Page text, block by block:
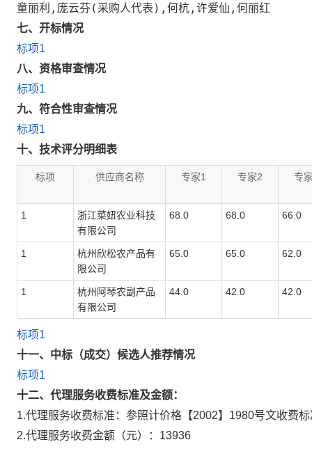
童丽利,庞云芬(采购人代表),何杭,许爱仙,何丽红
七、开标情况
标项1
八、资格审查情况
标项1
九、符合性审查情况
标项1
十、技术评分明细表
标项 供应商名称 专家1 专家2 专
1
浙江菜妞农业科技
有限公司
68.0 68.0 66.0
1
杭州欣松农产品有
限公司
65.0 65.0 62.0
1
杭州阿琴农副产品
有限公司
44.0 42.0 42.0
标项1
十一、中标（成交）候选人推荐情况
标项1
十二、代理服务收费标准及金额：
1.代理服务收费标准： 参照计价格【2002】1980号文收费
2.代理服务收费金额（元）： 13936